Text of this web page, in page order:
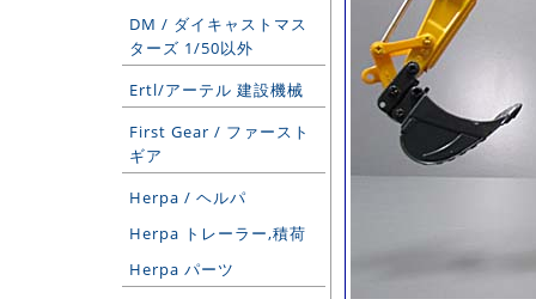
DM / ダイキャストマス
ターズ 1/50以外
Ertl/アーテル 建設機械
First Gear / ファースト
ギア
Herpa / ヘルパ
Herpa トレーラー,積荷
Herpa パーツ